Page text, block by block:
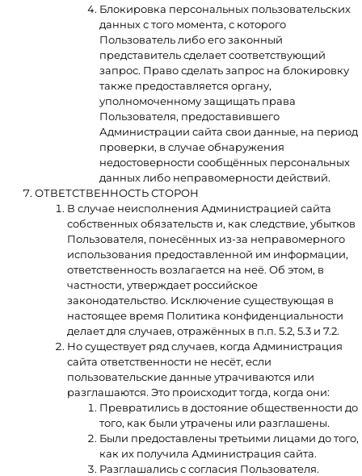
Блокировка персональных пользовательских
данных с того момента, с которого
Пользователь либо его законный
представитель сделает соответствующий
запрос. Право сделать запрос на блокировку
также предоставляется органу,
уполномоченному защищать права
Пользователя, предоставившего
Администрации сайта свои данные, на период
проверки, в случае обнаружения
недостоверности сообщённых персональных
данных либо неправомерности действий.
ОТВЕТСТВЕННОСТЬ СТОРОН
В случае неисполнения Администрацией сайта
собственных обязательств и, как следствие, убытков
Пользователя, понесённых из-за неправомерного
использования предоставленной им информации,
ответственность возлагается на неё. Об этом, в
частности, утверждает российское
законодательство. Исключение существующая в
настоящее время Политика конфиденциальности
делает для случаев, отражённых в п.п. 5.2, 5.3 и 7.2.
Но существует ряд случаев, когда Администрация
сайта ответственности не несёт, если
пользовательские данные утрачиваются или
разглашаются. Это происходит тогда, когда они:
Превратились в достояние общественности до
того, как были утрачены или разглашены.
Были предоставлены третьими лицами до того,
как их получила Администрация сайта.
Разглашались с согласия Пользователя.